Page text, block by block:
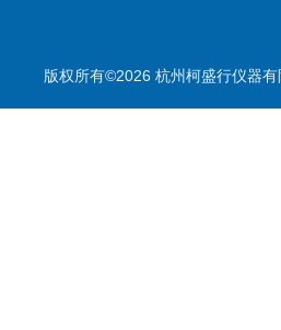
版权所有©2026 杭州柯盛行仪器